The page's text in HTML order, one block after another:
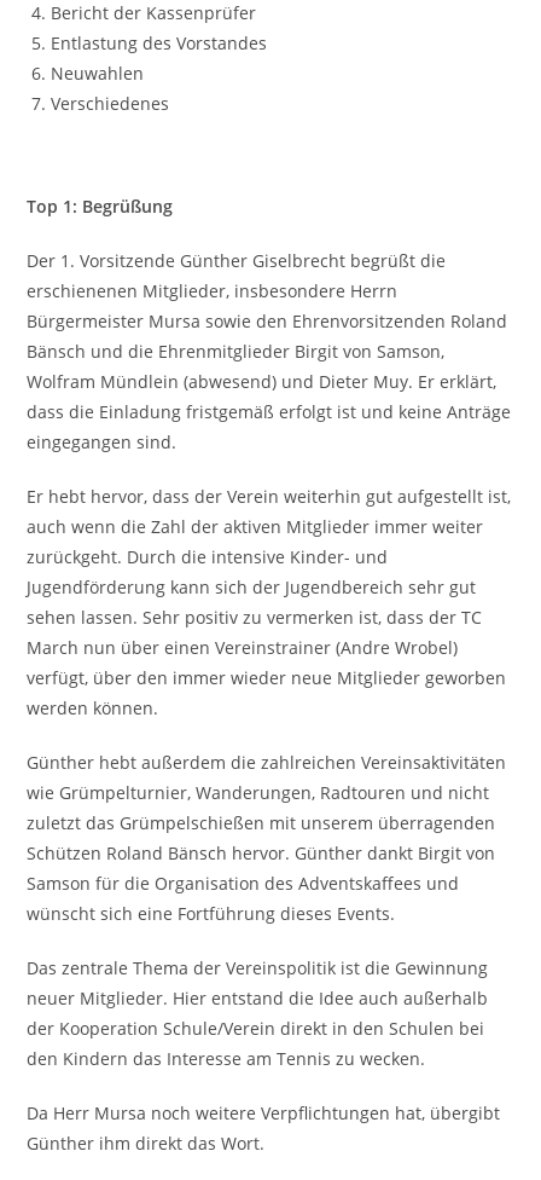
Bericht der Kassenprüfer
Entlastung des Vorstandes
Neuwahlen
Verschiedenes
Top 1: Begrüßung
Der 1. Vorsitzende Günther Giselbrecht begrüßt die
erschienenen Mitglieder, insbesondere Herrn
Bürgermeister Mursa sowie den Ehrenvorsitzenden Roland
Bänsch und die Ehrenmitglieder Birgit von Samson,
Wolfram Mündlein (abwesend) und Dieter Muy. Er erklärt,
dass die Einladung fristgemäß erfolgt ist und keine Anträge
eingegangen sind.
Er hebt hervor, dass der Verein weiterhin gut aufgestellt ist,
auch wenn die Zahl der aktiven Mitglieder immer weiter
zurückgeht. Durch die intensive Kinder- und
Jugendförderung kann sich der Jugendbereich sehr gut
sehen lassen. Sehr positiv zu vermerken ist, dass der TC
March nun über einen Vereinstrainer (Andre Wrobel)
verfügt, über den immer wieder neue Mitglieder geworben
werden können.
Günther hebt außerdem die zahlreichen Vereinsaktivitäten
wie Grümpelturnier, Wanderungen, Radtouren und nicht
zuletzt das Grümpelschießen mit unserem überragenden
Schützen Roland Bänsch hervor. Günther dankt Birgit von
Samson für die Organisation des Adventskaffees und
wünscht sich eine Fortführung dieses Events.
Das zentrale Thema der Vereinspolitik ist die Gewinnung
neuer Mitglieder. Hier entstand die Idee auch außerhalb
der Kooperation Schule/Verein direkt in den Schulen bei
den Kindern das Interesse am Tennis zu wecken.
Da Herr Mursa noch weitere Verpflichtungen hat, übergibt
Günther ihm direkt das Wort.